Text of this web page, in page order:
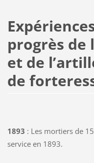
progrès
et de
de
1893 : Les mortiers de
service en 1893.